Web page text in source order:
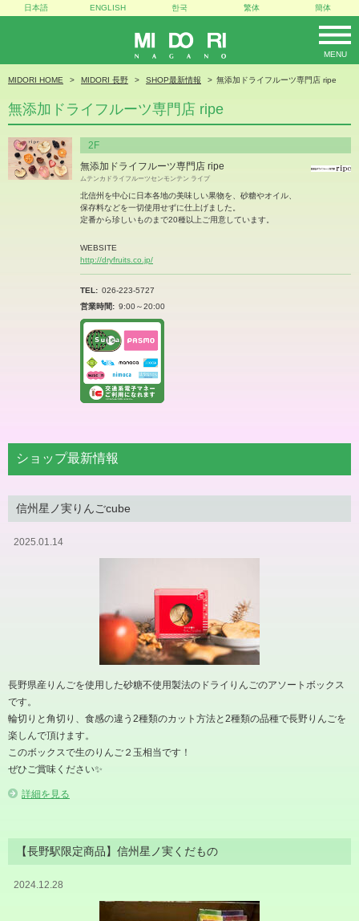
MIDORI
MENU
日本語 ENGLISH 한국 繁体 簡体
MIDORI HOME MIDORI 長野 SHOP最新情報 無添加ドライフルーツ専門店 ripe
無添加ドライフルーツ専門店 ripe
2F
無添加ドライフルーツ専門店 ripe
ムテンカドライフルーツセンモンテン ライプ
北信州を中心に日本各地の美味しい果物を、砂糖やオイル、
保存料などを一切使用せずに仕上げました。
定番から珍しいものまで20種以上ご用意しています。
WEBSITE
http://dryfruits.co.jp/
TEL
026-223-5727
営業時間
9:00～20:00
ショップ最新情報
信州星ノ実りんごcube
2025.01.14
長野県産りんごを使用した砂糖不使用製法のドライりんごのアソートボックス
です。
輪切りと角切り、食感の違う2種類のカット方法と2種類の品種で長野りんごを
楽しんで頂けます。
このボックスで生のりんご２玉相当です！
ぜひご賞味ください✨
詳細を見る
【長野駅限定商品】信州星ノ実くだもの
2024.12.28